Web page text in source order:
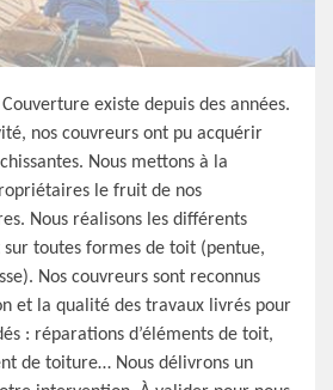
existe depuis des années.
nos couvreurs ont pu acquérir
Nous mettons à la
le fruit de nos
Nous réalisons les différents
toutes formes de toit (pentue,
Nos couvreurs sont reconnus
et la qualité des travaux livrés pour
: réparations d’éléments de toit,
de toiture… Nous délivrons un